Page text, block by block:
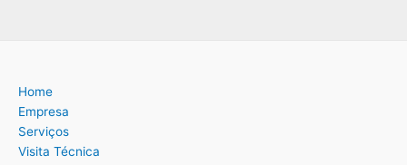
Home
Empresa
Serviços
Visita Técnica